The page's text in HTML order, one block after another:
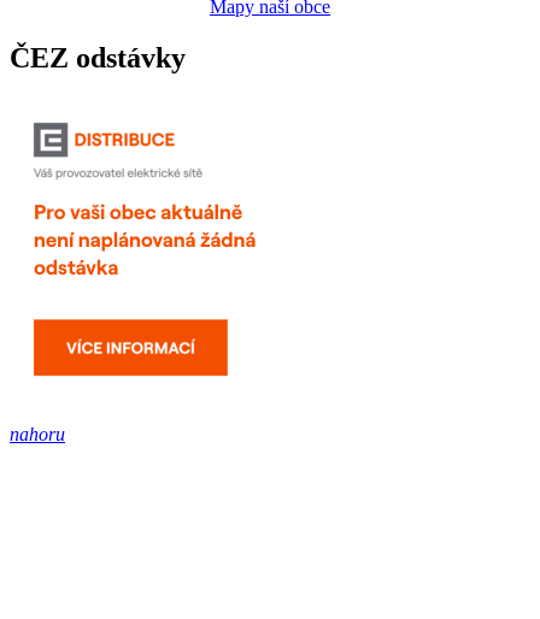
Mapy naší obce
ČEZ odstávky
nahoru